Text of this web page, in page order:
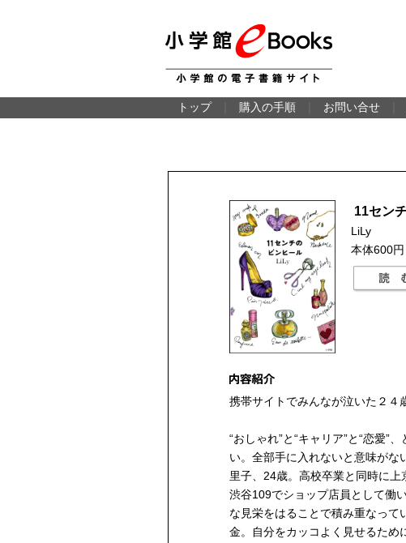
トップ 購入の手順 お問い合せ
11セン
LiLy
本体600
携帯サイトでみんなが泣いた２４
“おしゃれ”と“キャリア”と“恋愛”
い。全部手に入れないと意味がな
里子、24歳。高校卒業と同時に上
渋谷109でショップ店員として働
な見栄をはることで積み重なって
金。自分をカッコよく見せるため